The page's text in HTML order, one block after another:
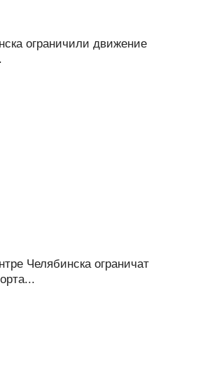
ограничили движение
Челябинска ограничат